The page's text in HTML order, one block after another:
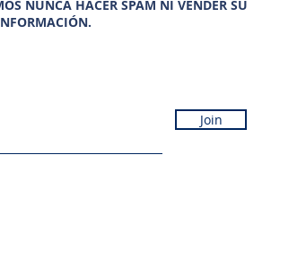
NUNCA HACER SPAM NI VENDER SU
Join